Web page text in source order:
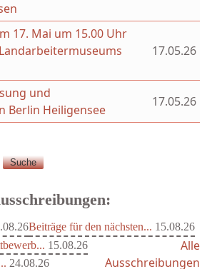
17. Mai um 15.00 Uhr
17.05.26
und
Berlin Heiligensee
17.05.26
Beiträge für den nächsten... 15.08.26
15.08.26
24.08.26
Alle
Ausschreibungen